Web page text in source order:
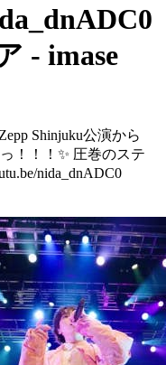
- imase
Shinjuku公演から
！！！✨ 圧巻のステ
nida_dnADC0